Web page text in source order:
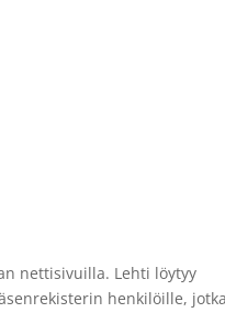
nettisivuilla. Lehti löytyy
henkilöille, jotka